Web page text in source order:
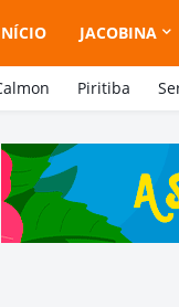
JACOBINA
Piritiba